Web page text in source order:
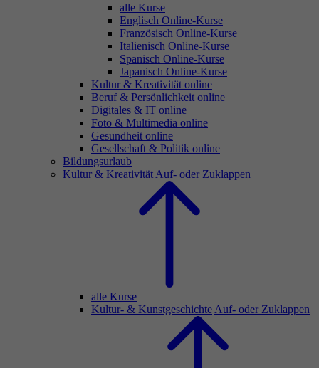
alle Kurse
Englisch Online-Kurse
Französisch Online-Kurse
Italienisch Online-Kurse
Spanisch Online-Kurse
Japanisch Online-Kurse
Kultur & Kreativität online
Beruf & Persönlichkeit online
Digitales & IT online
Foto & Multimedia online
Gesundheit online
Gesellschaft & Politik online
Bildungsurlaub
Kultur & Kreativität Auf- oder Zuklappen
alle Kurse
Kultur- & Kunstgeschichte Auf- oder Zuklappen